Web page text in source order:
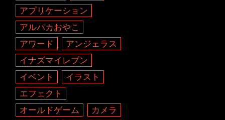
アプリケーション
アルパカおやこ
アワード
アンジェラス
イナズマイレブン
イベント
イラスト
エフェクト
オールドゲーム
カメラ